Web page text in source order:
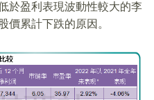
於盈利表現波動性較大的李
價累計下跌的原因。